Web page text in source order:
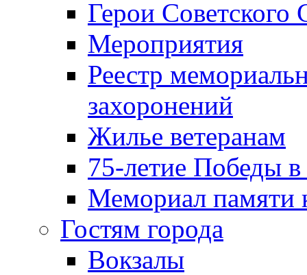
Герои Советского
Мероприятия
Реестр
захоронений
Жилье ветеранам
75-летие Победы
Мемориал памяти
Гостям города
Вокзалы